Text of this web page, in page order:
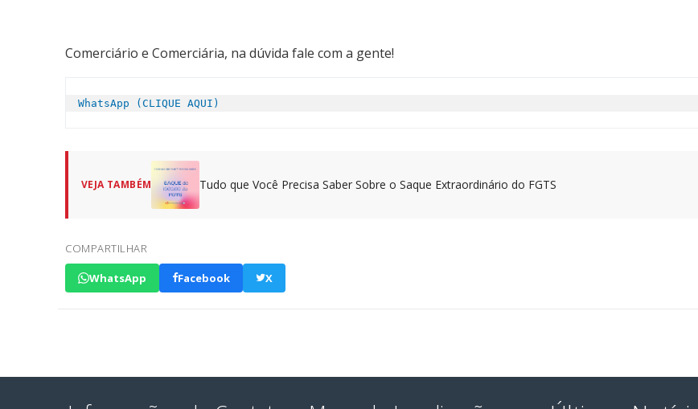
Comerciário e Comerciária, na dúvida fale com a gente!
WhatsApp (CLIQUE AQUI)
VEJA TAMBÉM Tudo que Você Precisa Saber Sobre o Saque Extraordinário do FGTS
COMPARTILHAR
WhatsApp Facebook X